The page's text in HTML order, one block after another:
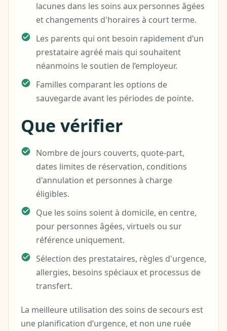
lacunes dans les soins aux personnes âgées
et changements d'horaires à court terme.
Les parents qui ont besoin rapidement d’un
prestataire agréé mais qui souhaitent
néanmoins le soutien de l’employeur.
Familles comparant les options de
sauvegarde avant les périodes de pointe.
Que vérifier
Nombre de jours couverts, quote-part,
dates limites de réservation, conditions
d'annulation et personnes à charge
éligibles.
Que les soins soient à domicile, en centre,
pour personnes âgées, virtuels ou sur
référence uniquement.
Sélection des prestataires, règles d'urgence,
allergies, besoins spéciaux et processus de
transfert.
La meilleure utilisation des soins de secours est
une planification d’urgence, et non une ruée